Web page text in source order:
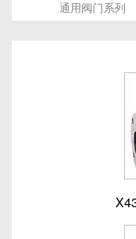
通用阀门系列